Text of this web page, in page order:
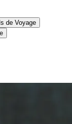
de Voyage